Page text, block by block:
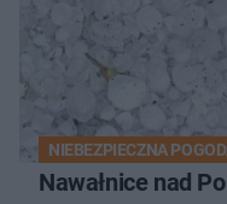
NIEBEZPIECZNA
Nawałnice nad